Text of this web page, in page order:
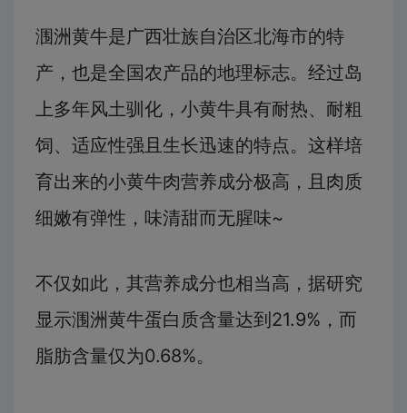
涠洲黄牛是广西壮族自治区北海市的特
产，也是全国农产品的地理标志。经过岛
上多年风土驯化，小黄牛具有耐热、耐粗
饲、适应性强且生长迅速的特点。这样培
育出来的小黄牛肉营养成分极高，且肉质
细嫩有弹性，味清甜而无腥味~
不仅如此，其营养成分也相当高，据研究
显示涠洲黄牛蛋白质含量达到21.9%，而
脂肪含量仅为0.68%。